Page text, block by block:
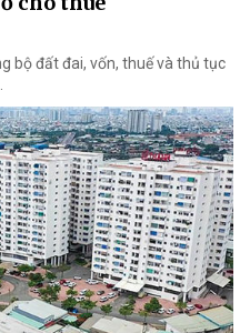
bộ đất đai, vốn, thuế và thủ tục